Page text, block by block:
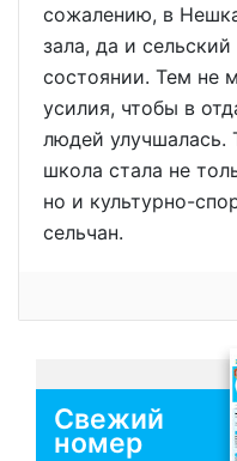
сожалению, в
зала, да и
состоянии. Тем не
усилия, чтобы в
людей улучшалась.
школа стала не
но и культурно-
сельчан.
Свежий
номер